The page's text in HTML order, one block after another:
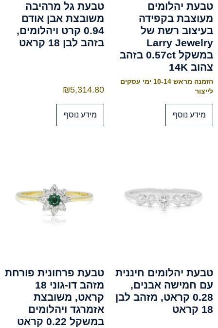
טבעת יהלומים
מעוצבת בקפידה
בעיצוב רשת של
Larry Jewelry
במשקל 0.57ct בזהב
צהוב 14K
הזמנה מראש 10-14 ימי עסקים
לייצור
מידע נוסף
טבעת גל מרהיבה
משובצת אבן אודם
0.94 קרט ויהלומים,
בזהב לבן 18 קראט
₪5,314.80
מידע נוסף
טבעת יהלומים חיננית
עם חמישה אבנים,
0.28 קראט, מזהב לבן
18 קראט
טבעת פרחונית פורחת
מזהב דו-גוני 18
קראט, משובצת
אזמרגד ויהלומים
במשקל 0.22 קראט